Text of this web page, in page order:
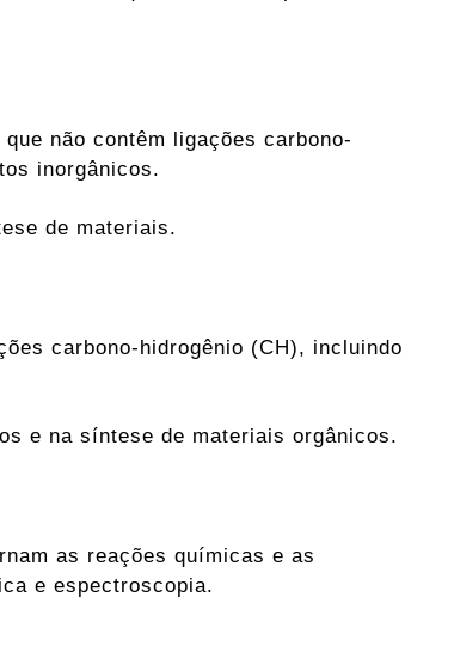
não contêm ligações carbono-
inorgânicos.
de materiais.
carbono-hidrogênio (CH), incluindo
e na síntese de materiais orgânicos.
as reações químicas e as
e espectroscopia.